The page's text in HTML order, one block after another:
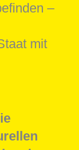
–
mit